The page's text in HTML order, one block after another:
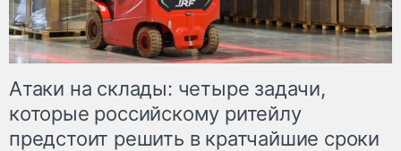
Атаки на склады: четыре задачи,
которые российскому ритейлу
предстоит решить в кратчайшие сроки